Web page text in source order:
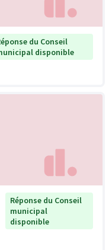
du Conseil
disponible
Réponse du Conseil
municipal
disponible